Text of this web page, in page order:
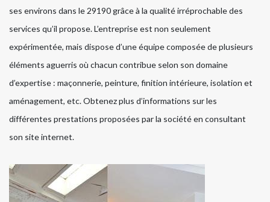
ses environs dans le 29190 grâce à la qualité irréprochable des
services qu’il propose. L’entreprise est non seulement
expérimentée, mais dispose d’une équipe composée de plusieurs
éléments aguerris où chacun contribue selon son domaine
d’expertise : maçonnerie, peinture, finition intérieure, isolation et
aménagement, etc. Obtenez plus d’informations sur les
différentes prestations proposées par la société en consultant
son site internet.